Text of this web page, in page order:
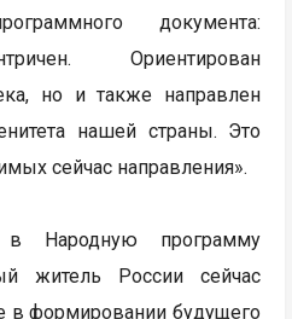
документа:
Ориентирован
но и также направлен
нашей страны. Это
сейчас направления».
Народную программу
житель России сейчас
в формировании будущего